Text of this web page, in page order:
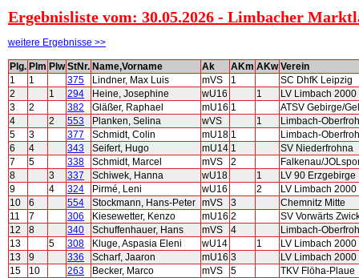
Ergebnisliste vom: 30.05.2026 - Limbacher
weitere Ergebnisse >>
Plg. Plm Plw StNr. Name,Vorname Ak AKm AKw Verein
1
1 375 Lindner, Max Luis mVS 1
SC DhfK Leipzig
2
1 294 Heine, Josephine wU16 1
LV Limbach 2000
3
2 382 Gläßer, Raphael mU16 1
ATSV Gebirge/
4
2 553 Planken, Selina wVS 1
Limbach-
5
3 377 Schmidt, Colin mU18 1
Limbach-
6
4 343 Seifert, Hugo mU14 1
SV Niederfrohna
7
5 338 Schmidt, Marcel mVS 2
Falkenau/
8
3 337 Schiwek, Hanna wU18 1
LV 90 Erzgebirge
9
4 324 Pirmé, Leni wU16 2
LV Limbach 2000
10
6 554 Stockmann, Hans-Peter mVS 3
Chemnitz Mitte
11
7 306 Kiesewetter, Kenzo mU16 2
SV Vorwärts
12
8 340 Schuffenhauer, Hans mVS 4
Limbach-
13
5 308 Kluge, Aspasia Eleni wU14 1
LV Limbach 2000
13
9 336 Scharf, Jaaron mU16 3
LV Limbach 2000
15
10 263 Becker, Marco mVS 5
TKV Flöha-Plaue